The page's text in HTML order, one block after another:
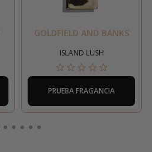
GOLDFIELD AND BANKS
ISLAND LUSH
PRUEBA FRAGANCIA